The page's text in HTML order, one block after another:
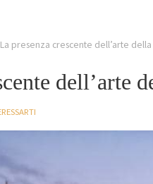
La presenza crescente dell’arte
dell’arte